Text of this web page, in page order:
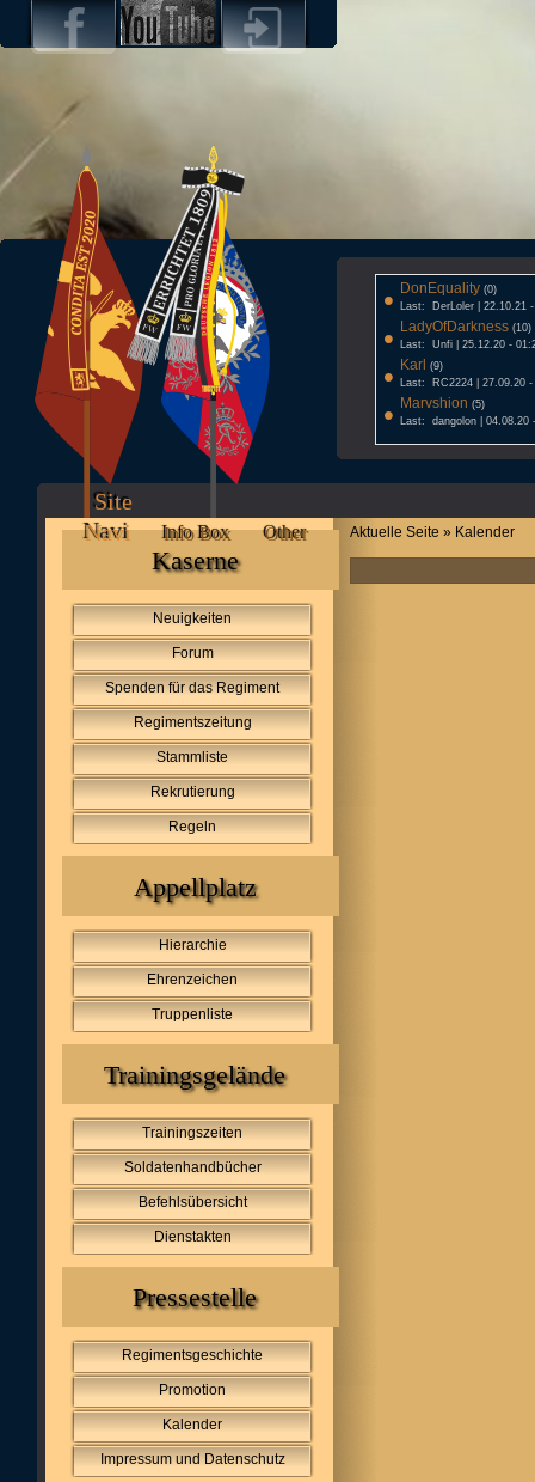
• DonEquality (0)
Last: DerLoler | 22.10.21
• LadyOfDarkness (10)
Last: Unfi | 25.12.20 -
• Karl (9)
Last: RC2224 | 27.09.20 -
• Marvshion (5)
Last: dangolon | 04.08.20
Site
Navi
Info Box Other
Kaserne
Neuigkeiten
Forum
Spenden für das Regiment
Regimentszeitung
Stammliste
Rekrutierung
Regeln
Appellplatz
Hierarchie
Ehrenzeichen
Truppenliste
Trainingsgelände
Trainingszeiten
Soldatenhandbücher
Befehlsübersicht
Dienstakten
Pressestelle
Regimentsgeschichte
Promotion
Kalender
Impressum und Datenschutz
Aktuelle Seite » Kalender